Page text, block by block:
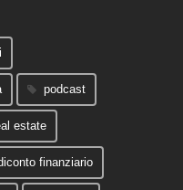
podcast
estate
finanziario